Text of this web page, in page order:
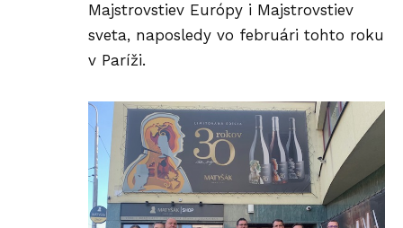
Majstrovstiev Európy i Majstrovstiev
sveta, naposledy vo februári tohto roku
v Paríži.